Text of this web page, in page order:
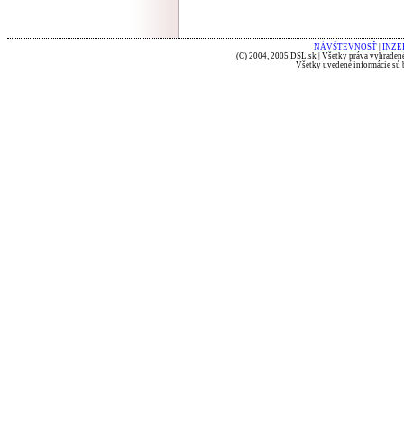
NÁVŠTEVNOSŤ
(C) 2004, 2005 DSL.sk | Všetky práva
Všetky uvedené informácie sú